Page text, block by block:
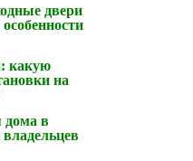
двери
какую
на
дома в